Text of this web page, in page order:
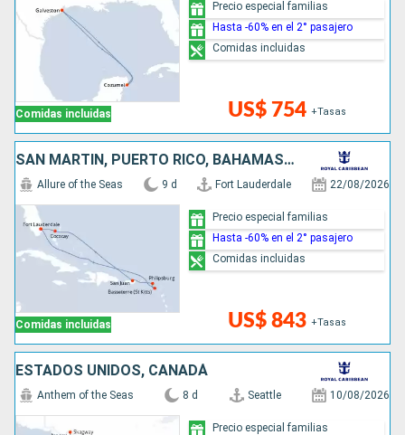
Comidas incluidas US$ 754 +Tasas
Precio especial familias
Hasta -60% en el 2° pasajero
Comidas incluidas
SAN MARTÍN, PUERTO RICO, BAHAMAS, ESTADOS UNIDOS
Comidas incluidas
Allure of the Seas 9 d Fort Lauderdale 22/08/2026
US$ 843 +Tasas
Precio especial familias
Hasta -60% en el 2° pasajero
Comidas incluidas
ESTADOS UNIDOS, CANADÁ
Anthem of the Seas 8 d Seattle 10/08/2026
Precio especial familias